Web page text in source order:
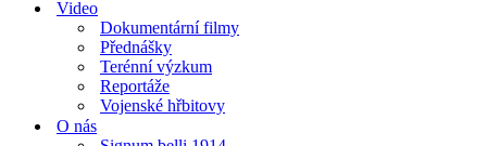
Video
Dokumentární filmy
Přednášky
Terénní výzkum
Reportáže
Vojenské hřbitovy
O nás